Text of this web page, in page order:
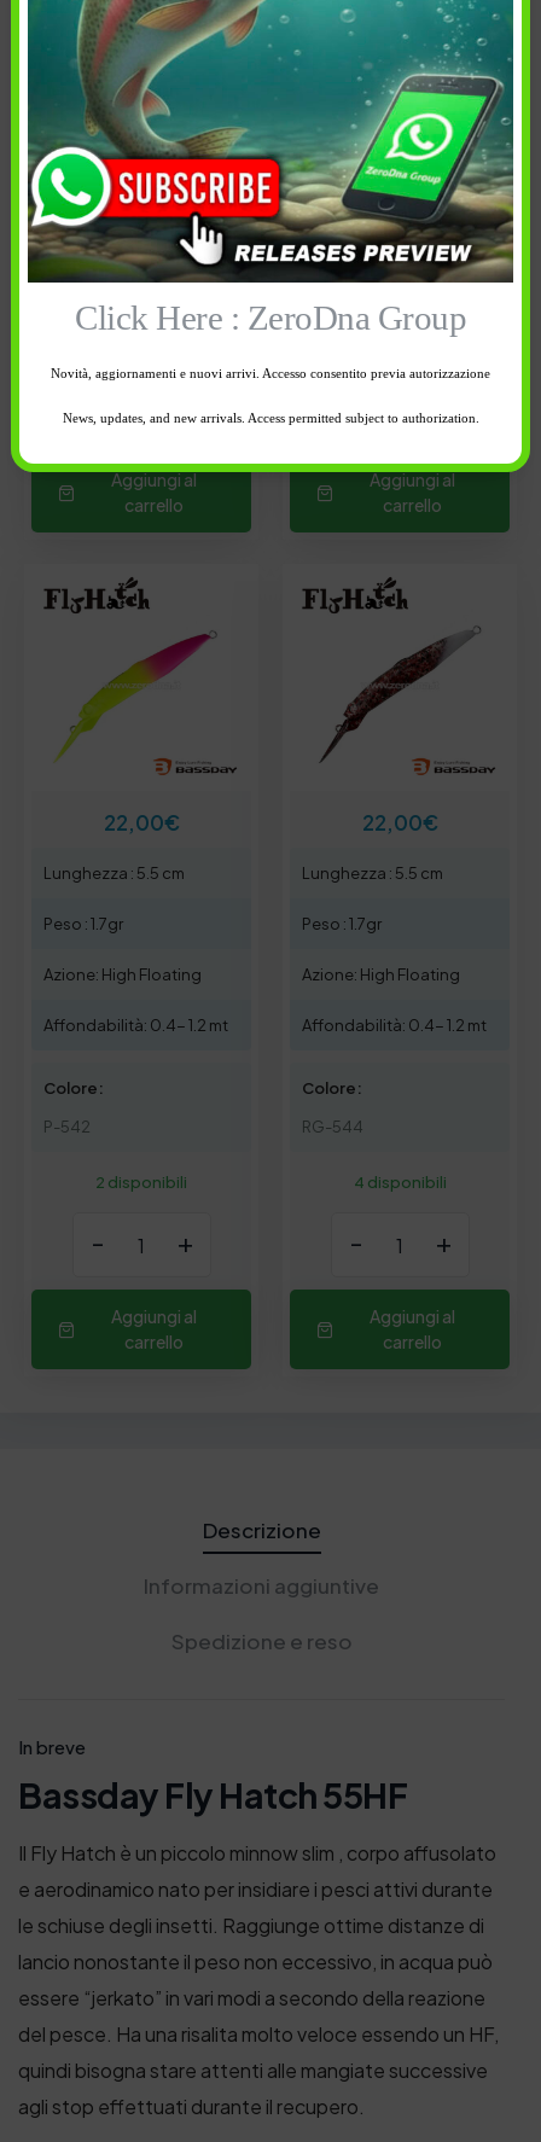
Lunghezza : 5.5 cm
Peso : 1.7gr
Azione: High Floating
Affondabilità: 0.4- 1.2 mt
Colore:
Aggiungi al
carrello
Lunghezza : 5.5 cm
Peso : 1.7gr
Azione: High Floating
Affondabilità: 0.4- 1.2 mt
Colore:
-
Aggiungi al
carrello
22,00€
Lunghezza : 5.5 cm
Peso : 1.7gr
Azione: High Floating
Affondabilità: 0.4- 1.2 mt
Colore:
P-542
2 disponibili
- +
Aggiungi al
carrello
22,00€
Lunghezza : 5.5 cm
Peso : 1.7gr
Azione: High Floating
Affondabilità: 0.4- 1.2 mt
Colore:
RG-544
4 disponibili
- +
Aggiungi al
carrello
Descrizione
Informazioni aggiuntive
Spedizione e reso
In breve
Bassday Fly Hatch 55HF
Il Fly Hatch è un piccolo minnow slim , corpo affusolato
e aerodinamico nato per insidiare i pesci attivi durante
le schiuse degli insetti. Raggiunge ottime distanze di
lancio nonostante il peso non eccessivo, in acqua può
essere “jerkato” in vari modi a secondo della reazione
del pesce. Ha una risalita molto veloce essendo un HF,
quindi bisogna stare attenti alle mangiate successive
agli stop effettuati durante il recupero.
Click Here : ZeroDna Group
Novità, aggiornamenti e nuovi arrivi. Accesso consentito previa autorizzazione
News, updates, and new arrivals. Access permitted subject to authorization.